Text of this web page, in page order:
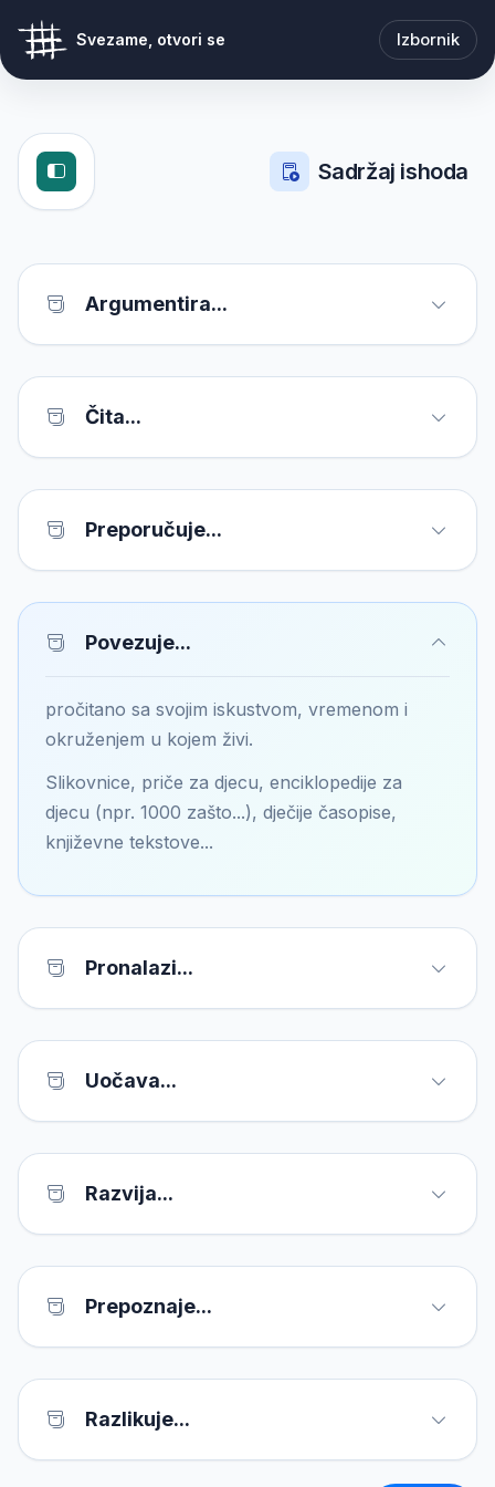
Svezame, otvori se Izbornik
Sadržaj ishoda
Argumentira...
Čita...
Preporučuje...
Povezuje...
pročitano sa svojim iskustvom, vremenom i
okruženjem u kojem živi.
Slikovnice, priče za djecu, enciklopedije za
djecu (npr. 1000 zašto...), dječije časopise,
književne tekstove...
Pronalazi...
Uočava...
Razvija...
Prepoznaje...
Razlikuje...